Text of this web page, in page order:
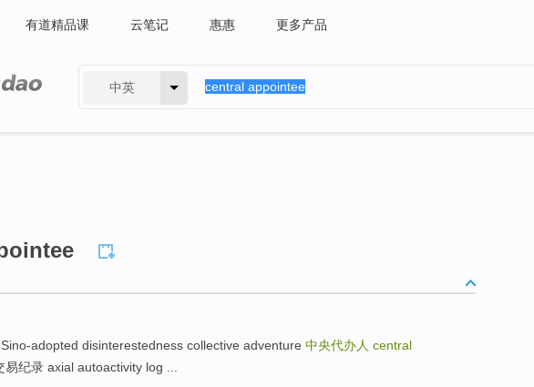
有道精品课 云笔记 惠惠 更多产品
中英
Sino-adopted disinterestedness collective adventure 中央代办人 central
易纪录 axial autoactivity log ...